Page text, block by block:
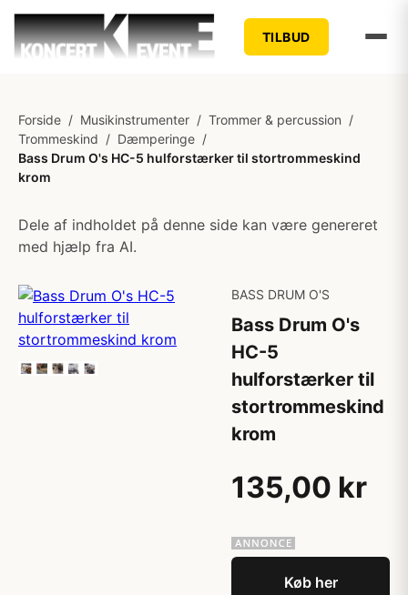
TILBUD
Forside / Musikinstrumenter / Trommer & percussion /
Trommeskind / Dæmperinge /
Bass Drum O's HC-5 hulforstærker til stortrommeskind
krom
Dele af indholdet på denne side kan være genereret
med hjælp fra AI.
BASS DRUM O'S
Bass Drum O's
HC-5
hulforstærker til
stortrommeskind
krom
135,00 kr
Køb her